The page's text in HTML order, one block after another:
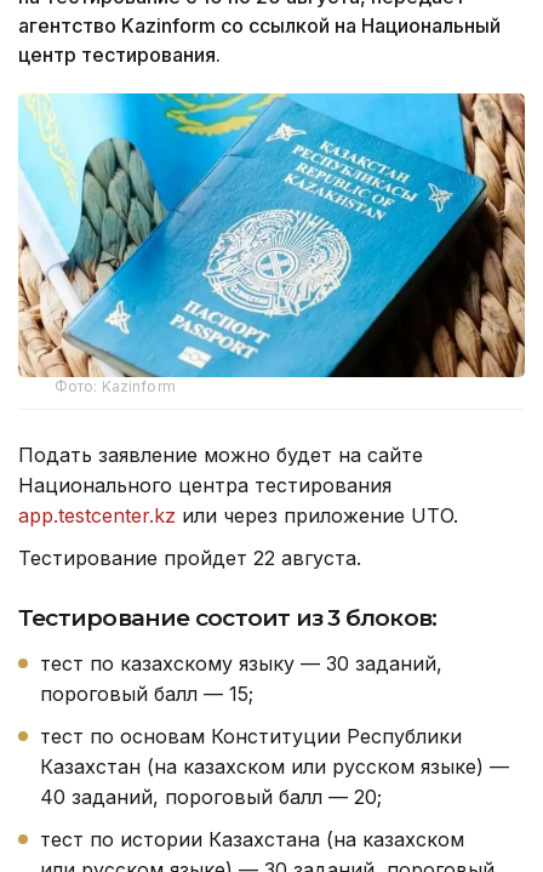
агентство Kazinform со ссылкой на Национальный
центр тестирования.
Фото: Kazinform
Подать заявление можно будет на сайте
Национального центра тестирования
app.testcenter.kz или через приложение UTO.
Тестирование пройдет 22 августа.
Тестирование состоит из 3 блоков:
тест по казахскому языку — 30 заданий,
пороговый балл — 15;
тест по основам Конституции Республики
Казахстан (на казахском или русском языке) —
40 заданий, пороговый балл — 20;
тест по истории Казахстана (на казахском